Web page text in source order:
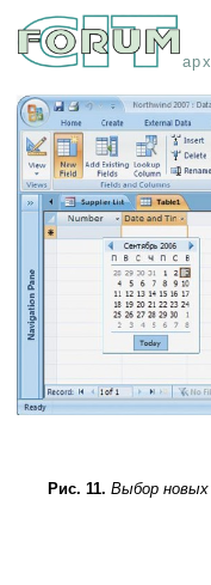
Рис. 11. Выбор новых